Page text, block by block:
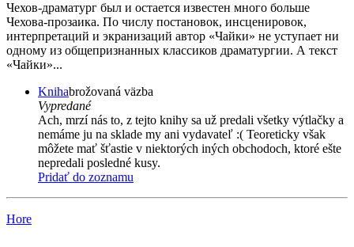
Чехов-драматург был и остается известен много больше
Чехова-прозаика. По числу постановок, инсценировок,
интерпретаций и экранизаций автор «Чайки» не уступает ни
одному из общепризнанных классиков драматургии. А текст
«Чайки»...
Knihabrožovaná väzba
Vypredané
Ach, mrzí nás to, z tejto knihy sa už predali všetky výtlačky a
nemáme ju na sklade my ani vydavateľ :( Teoreticky však
môžete mať šťastie v niektorých iných obchodoch, ktoré ešte
nepredali posledné kusy.
Pridať do zoznamu
Hore